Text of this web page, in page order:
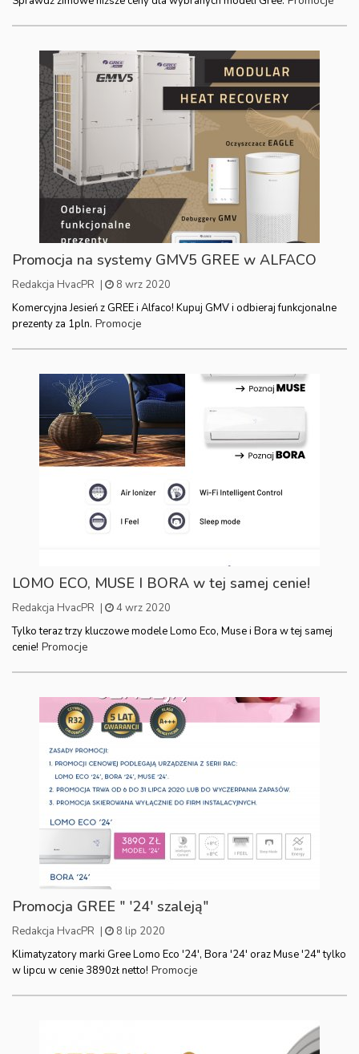
Promocja na systemy GMV5 GREE w ALFACO
Redakcja HvacPR |
8 wrz 2020
Komercyjna Jesień z GREE i Alfaco! Kupuj GMV i odbieraj funkcjonalne
prezenty za 1pln. Promocje
LOMO ECO, MUSE I BORA w tej samej cenie!
Redakcja HvacPR |
4 wrz 2020
Tylko teraz trzy kluczowe modele Lomo Eco, Muse i Bora w tej samej
cenie! Promocje
Promocja GREE " '24' szaleją"
Redakcja HvacPR |
8 lip 2020
Klimatyzatory marki Gree Lomo Eco '24', Bora '24' oraz Muse '24" tylko
w lipcu w cenie 3890zł netto! Promocje